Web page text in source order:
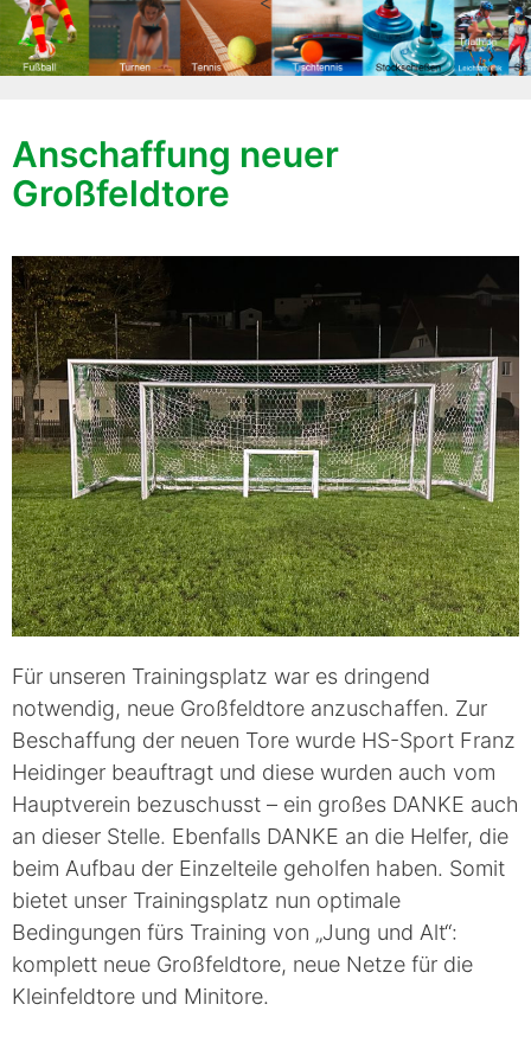
Anschaffung neuer
Großfeldtore
Für unseren Trainingsplatz war es dringend
notwendig, neue Großfeldtore anzuschaffen. Zur
Beschaffung der neuen Tore wurde HS-Sport Franz
Heidinger beauftragt und diese wurden auch vom
Hauptverein bezuschusst – ein großes DANKE auch
an dieser Stelle. Ebenfalls DANKE an die Helfer, die
beim Aufbau der Einzelteile geholfen haben. Somit
bietet unser Trainingsplatz nun optimale
Bedingungen fürs Training von „Jung und Alt“:
komplett neue Großfeldtore, neue Netze für die
Kleinfeldtore und Minitore.